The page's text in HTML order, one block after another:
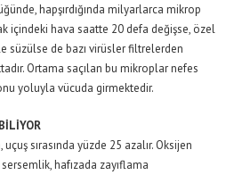
hapşırdığında milyarlarca mikrop
içindeki hava saatte 20 defa değişse, özel
süzülse de bazı virüsler filtrelerden
Ortama saçılan bu mikroplar nefes
yoluyla vücuda girmektedir.
sırasında yüzde 25 azalır. Oksijen
hafızada zayıflama